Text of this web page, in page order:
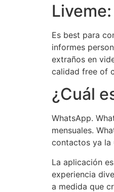
Es best para
informes
extraños en
calidad free of
¿Cuál
WhatsApp.
mensuales.
contactos ya la
La aplicación
experiencia
a medida que